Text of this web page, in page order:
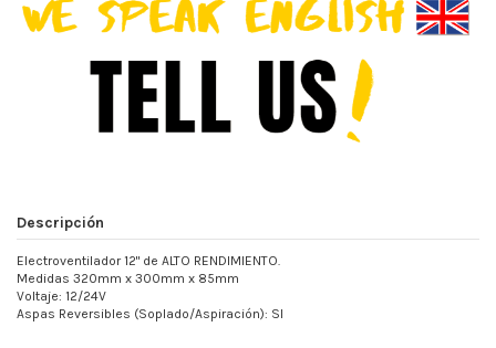
Descripción
Electroventilador 12" de ALTO RENDIMIENTO.
Medidas 320mm x 300mm x 85mm
Voltaje: 12/24V
Aspas Reversibles (Soplado/Aspiración): SI